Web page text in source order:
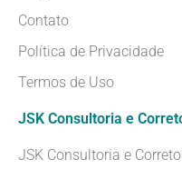
Contato
Política de Privacidade
Termos de Uso
JSK Consultoria e
JSK Consultoria e